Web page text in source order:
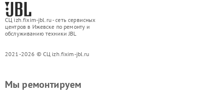
СЦ izh.fixim-jbl.ru - сеть сервисных
центров в Ижевске по ремонту и
обслуживанию техники JBL
2021-2026 © СЦ izh.fixim-jbl.ru
Мы ремонтируем